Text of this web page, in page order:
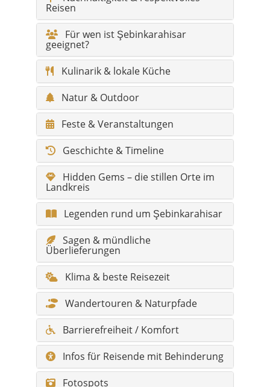
Kulinarik & lokale Küche
Natur & Outdoor
Feste & Veranstaltungen
Geschichte & Timeline
Hidden Gems – die stillen Orte im
Landkreis
Legenden rund um Şebinkarahisar
Sagen & mündliche
Überlieferungen
Klima & beste Reisezeit
Wandertouren & Naturpfade
Barrierefreiheit / Komfort
Infos für Reisende mit Behinderung
Fotospots
Gesundheit & Notfall
Shopping & Märkte